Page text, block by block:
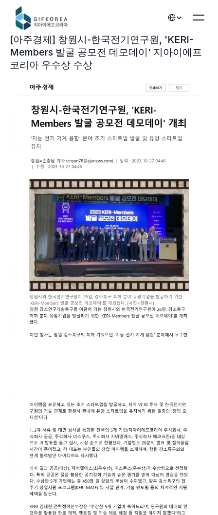
[아주경제] 창원시-한국전기연구원, 'KERI-
Members 발굴 공모전 데모데이' 지아이에프
코리아 우수상 수상